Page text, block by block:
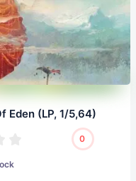
Eden (LP, 1/5,64)
0